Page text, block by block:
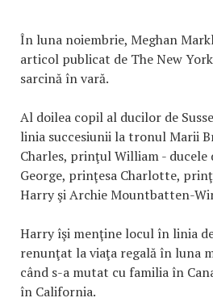
În luna noiembrie, Meghan
articol publicat de The New
sarcină în vară.
Al doilea copil al ducilor de
linia succesiunii la tronul Marii
Charles, prinţul William -
George, prinţesa Charlotte,
Harry şi Archie Mountbatten-
Harry îşi menţine locul în linia
renunţat la viaţa regală în luna
când s-a mutat cu familia în
în California.